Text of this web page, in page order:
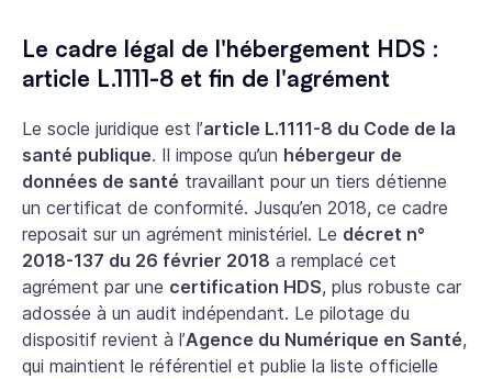
Le cadre légal de l'hébergement HDS :
article L.1111-8 et fin de l'agrément
Le socle juridique est l’article L.1111-8 du Code de la
santé publique. Il impose qu’un hébergeur de
données de santé travaillant pour un tiers détienne
un certificat de conformité. Jusqu’en 2018, ce cadre
reposait sur un agrément ministériel. Le décret n°
2018-137 du 26 février 2018 a remplacé cet
agrément par une certification HDS, plus robuste car
adossée à un audit indépendant. Le pilotage du
dispositif revient à l’Agence du Numérique en Santé,
qui maintient le référentiel et publie la liste officielle